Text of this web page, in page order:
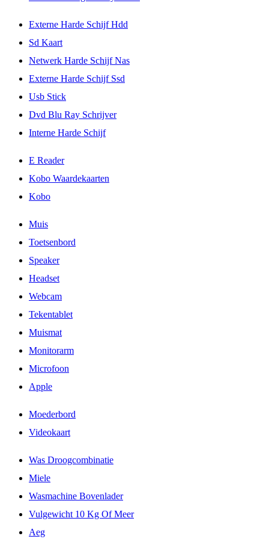
Externe Harde Schijf Hdd
Sd Kaart
Netwerk Harde Schijf Nas
Externe Harde Schijf Ssd
Usb Stick
Dvd Blu Ray Schrijver
Interne Harde Schijf
E Reader
Kobo Waardekaarten
Kobo
Muis
Toetsenbord
Speaker
Headset
Webcam
Tekentablet
Muismat
Monitorarm
Microfoon
Apple
Moederbord
Videokaart
Was Droogcombinatie
Miele
Wasmachine Bovenlader
Vulgewicht 10 Kg Of Meer
Aeg